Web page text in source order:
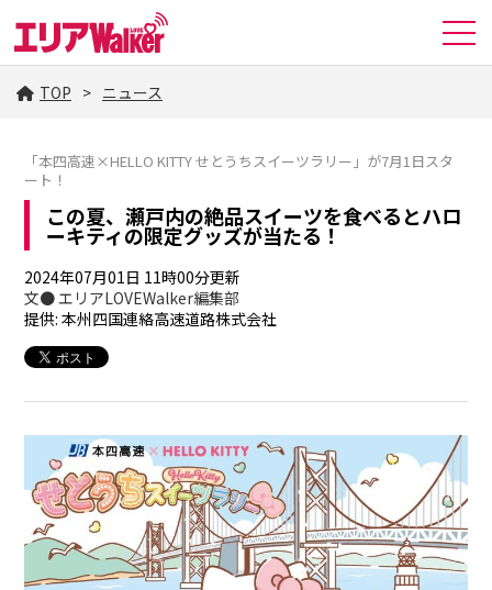
TOP ニュース
「本四高速×HELLO KITTY せとうちスイーツラリー」が7月1日スタ
ート！
この夏、瀬戸内の絶品スイーツを食べるとハロ
ーキティの限定グッズが当たる！
2024年07月01日 11時00分更新
文● エリアLOVEWalker編集部
提供: 本州四国連絡高速道路株式会社